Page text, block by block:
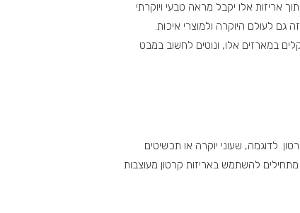
אריזות אלו יקבל מראה טבעי ויוקרתי
לעולם היוקרה ולמוצרי איכות.
במארזים אלו, ונוטים לחשוב במבט
לדוגמה, שעוני יוקרה או תכשיטים
להשתמש באריזות קרטון מעוצבות